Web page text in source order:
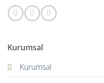
Kurumsal
Kurumsal